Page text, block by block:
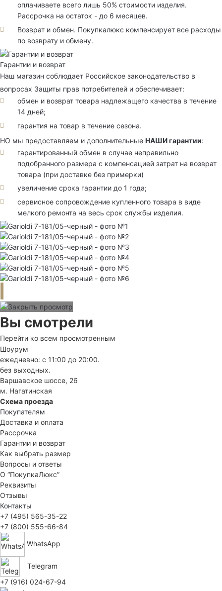
оплачиваете всего лишь 50% стоимости изделия.
Рассрочка на остаток - до 6 месяцев.
Возврат и обмен. Покупкалюкс компенсирует все расходы
по возврату и обмену.
Гарантии и возврат
Наш магазин соблюдает Российское законодательство в
вопросах Защиты прав потребителей и обеспечивает:
обмен и возврат товара надлежащего качества в течение
14 дней;
гарантия на товар в течение сезона.
НО мы предоставляем и дополнительные НАШИ гарантии:
гарантированный обмен в случае неправильно
подобранного размера с компенсацией затрат на возврат
товара (при доставке без примерки)
увеличение срока гарантии до 1 года;
сервисное сопровождение купленного товара в виде
мелкого ремонта на весь срок службы изделия.
Вы смотрели
Перейти ко всем просмотренным
Шоурум
ежедневно: с 11:00 до 20:00.
без выходных.
Варшавское шоссе, 26
м. Нагатинская
Схема проезда
Покупателям
Доставка и оплата
Рассрочка
Гарантии и возврат
Как выбрать размер
Вопросы и ответы
О “ПокупкаЛюкс”
Реквизиты
Отзывы
Контакты
+7 (495) 565-35-22
+7 (800) 555-66-84
WhatsApp
Telegram
+7 (916) 024-67-94